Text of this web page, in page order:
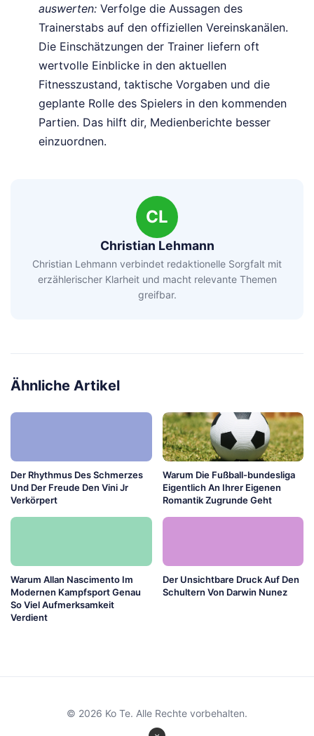
auswerten: Verfolge die Aussagen des
Trainerstabs auf den offiziellen Vereinskanälen.
Die Einschätzungen der Trainer liefern oft
wertvolle Einblicke in den aktuellen
Fitnesszustand, taktische Vorgaben und die
geplante Rolle des Spielers in den kommenden
Partien. Das hilft dir, Medienberichte besser
einzuordnen.
CL
Christian Lehmann
Christian Lehmann verbindet redaktionelle Sorgfalt mit
erzählerischer Klarheit und macht relevante Themen
greifbar.
Ähnliche Artikel
Der Rhythmus Des Schmerzes
Und Der Freude Den Vini Jr
Verkörpert
Warum Die Fußball-bundesliga
Eigentlich An Ihrer Eigenen
Romantik Zugrunde Geht
Warum Allan Nascimento Im
Modernen Kampfsport Genau
So Viel Aufmerksamkeit
Verdient
Der Unsichtbare Druck Auf Den
Schultern Von Darwin Nunez
© 2026 Ko Te. Alle Rechte vorbehalten.